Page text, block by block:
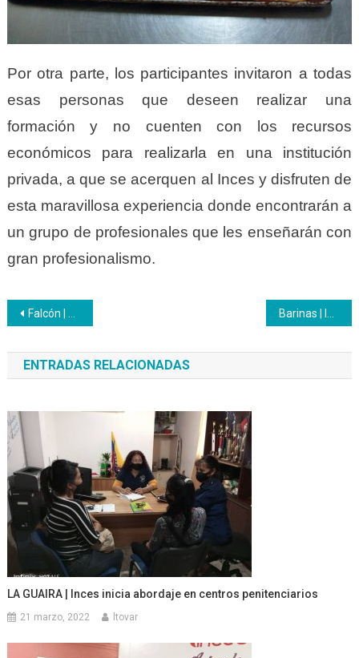
Por otra parte, los participantes invitaron a todas
esas personas que deseen realizar una
formación y no cuenten con los recursos
económicos para realizarla en una institución
privada, a que se acerquen al Inces y disfruten de
esta maravillosa experiencia donde encontrarán a
un grupo de profesionales que les enseñarán con
gran profesionalismo.
Navegación
de
entradas
Falcón | avanzan con el Bachillerato Técnico Profesional en el Liceo Nacional «Maestro Gallegos»
ENTRADAS RELACIONADAS
LA GUAIRA | Inces inicia abordaje en centros penitenciarios
21 marzo, 2022 ltovar